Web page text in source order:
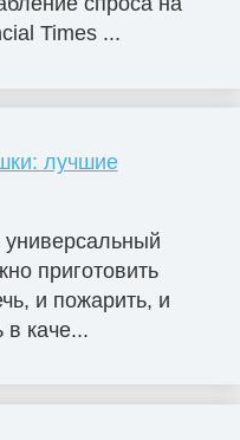
Times ...
лучшие
приготовить
и пожарить, и
в каче...